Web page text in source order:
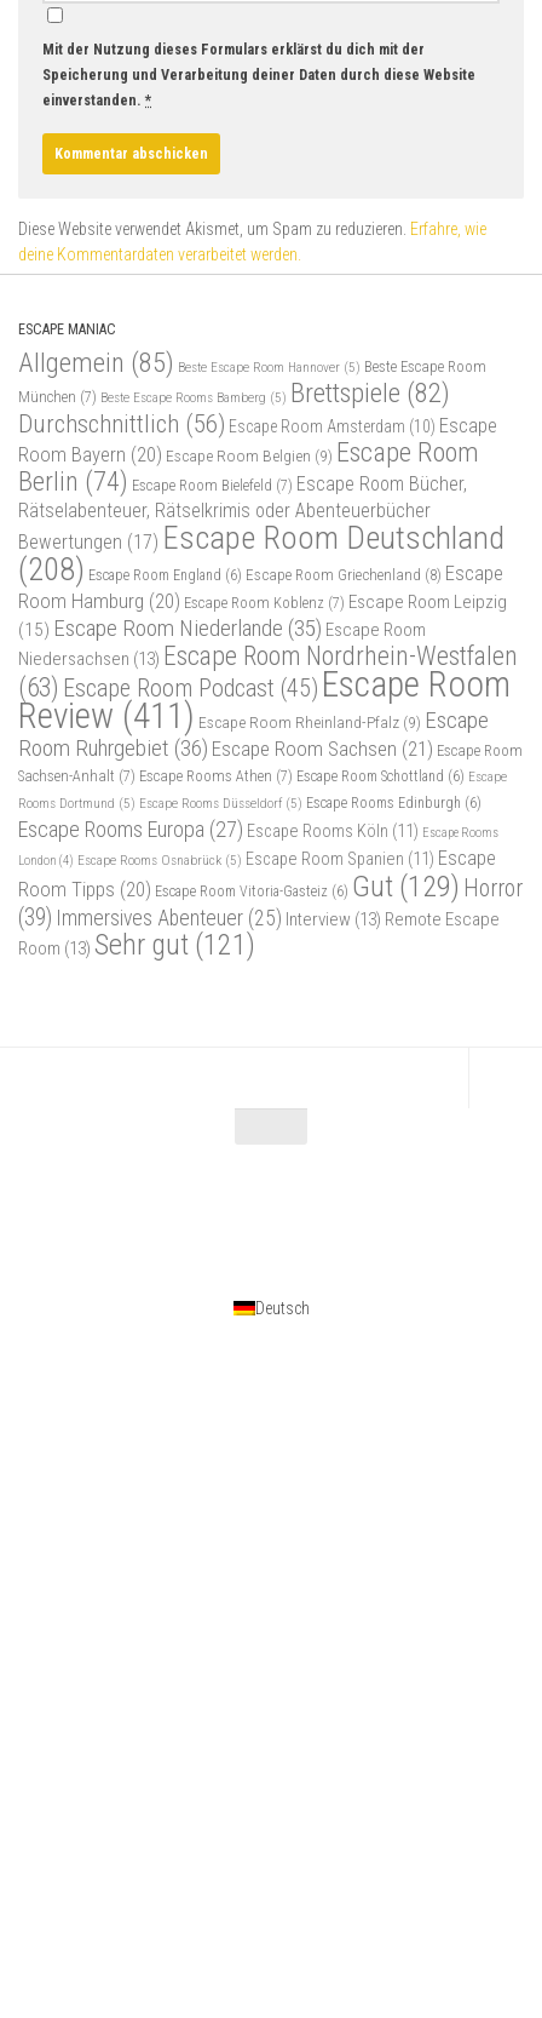
Mit der Nutzung dieses Formulars erklärst du dich mit der
Speicherung und Verarbeitung deiner Daten durch diese Website
einverstanden. *
Diese Website verwendet Akismet, um Spam zu reduzieren. Erfahre, wie
deine Kommentardaten verarbeitet werden.
ESCAPE MANIAC
Allgemein (85) Beste Escape Room Hannover (5) Beste Escape Room
München (7) Beste Escape Rooms Bamberg (5) Brettspiele (82)
Durchschnittlich (56) Escape Room Amsterdam (10) Escape
Room Bayern (20) Escape Room Belgien (9) Escape Room
Berlin (74) Escape Room Bielefeld (7) Escape Room Bücher,
Rätselabenteuer, Rätselkrimis oder Abenteuerbücher
Bewertungen (17) Escape Room Deutschland
(208) Escape Room England (6) Escape Room Griechenland (8) Escape
Room Hamburg (20) Escape Room Koblenz (7) Escape Room Leipzig
(15) Escape Room Niederlande (35) Escape Room
Niedersachsen (13) Escape Room Nordrhein-Westfalen
(63) Escape Room Podcast (45) Escape Room
Review (411) Escape Room Rheinland-Pfalz (9) Escape
Room Ruhrgebiet (36) Escape Room Sachsen (21) Escape Room
Sachsen-Anhalt (7) Escape Rooms Athen (7) Escape Room Schottland (6) Escape
Rooms Dortmund (5) Escape Rooms Düsseldorf (5) Escape Rooms Edinburgh (6)
Escape Rooms Europa (27) Escape Rooms Köln (11) Escape Rooms
London (4) Escape Rooms Osnabrück (5) Escape Room Spanien (11) Escape
Room Tipps (20) Escape Room Vitoria-Gasteiz (6) Gut (129) Horror
(39) Immersives Abenteuer (25) Interview (13) Remote Escape
Room (13) Sehr gut (121)
Deutsch